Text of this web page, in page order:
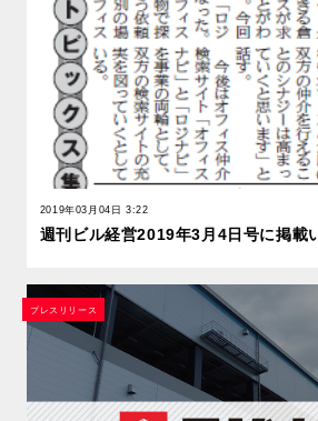
2019年03月04日 3:22
週刊ビル経営2019年3月4日号に掲載
プレスリリース